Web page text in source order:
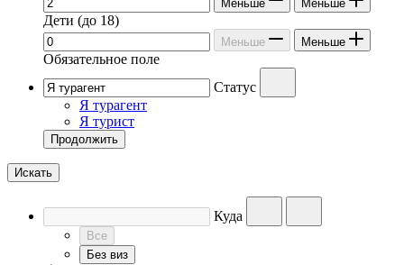
Меньше Меньше
Дети (до 18)
Меньше Меньше
Обязательное поле
Статус
Я турагент
Я турист
Продолжить
Искать
Куда
Все
Без виз